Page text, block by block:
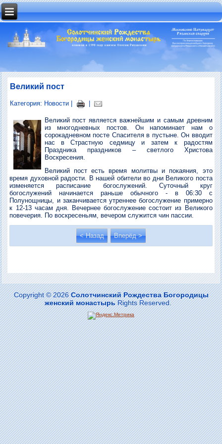
Великий пост
Категория: Новости
Великий пост является важнейшим и самым древним
из многодневных постов. Он напоминает нам о
сорокадневном посте Спасителя в пустыне. Он вводит
нас в Страстную седмицу и затем к радостям
Праздника праздников – светлого Христова
Воскресения.
Великий пост есть время молитвы и покаяния, это
время духовной радости. В нашей обители во дни Великого поста
изменяется расписание богослужений. Суточный круг
богослужений начинается раньше обычного - в 06:30 с
Полунощницы, и заканчивается утреннее богослужение примерно
к 12-13 часам дня. Вечернее богослужение состоит из Великого
повечерия. По воскресеньям, вечером служится чин пассии.
< Назад Вперёд >
Copyright © 2026Солотчинский Рождества Богородицы
женский монастырьRights Reserved.